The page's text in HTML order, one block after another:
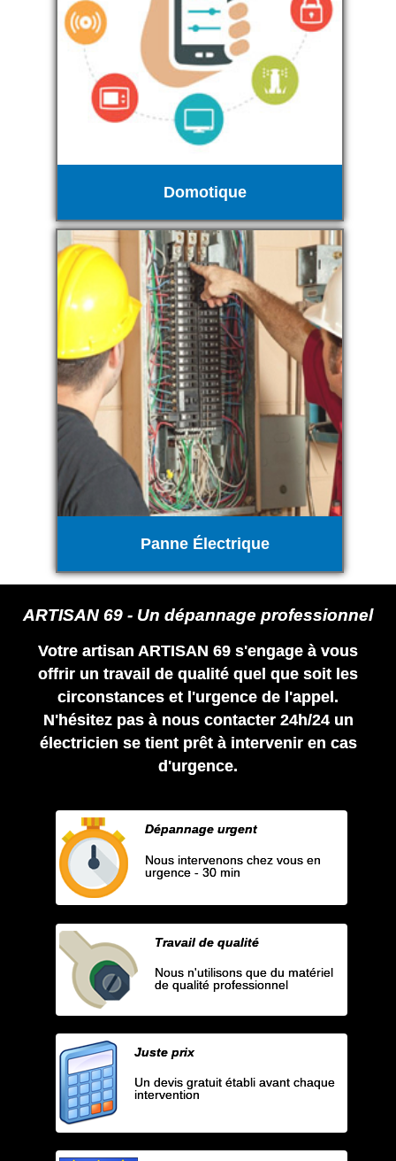
Domotique
Panne Électrique
ARTISAN 69 - Un dépannage professionnel
Votre artisan ARTISAN 69 s'engage à vous
offrir un travail de qualité quel que soit les
circonstances et l'urgence de l'appel.
N'hésitez pas à nous contacter 24h/24 un
électricien se tient prêt à intervenir en cas
d'urgence.
Dépannage urgent
Nous intervenons chez vous en
urgence - 30 min
Travail de qualité
Nous n'utilisons que du matériel
de qualité professionnel
Juste prix
Un devis gratuit établi avant chaque
intervention